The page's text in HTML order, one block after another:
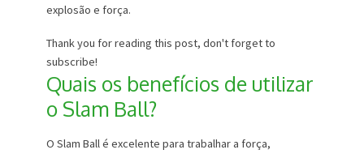
explosão e força.
Thank you for reading this post, don't forget to
subscribe!
Quais os benefícios de utilizar
o Slam Ball?
O Slam Ball é excelente para trabalhar a força,